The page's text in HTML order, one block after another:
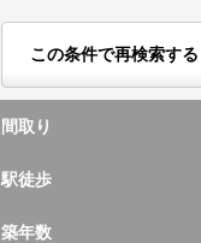
この条件で再検索する
間取り
駅徒歩
築年数